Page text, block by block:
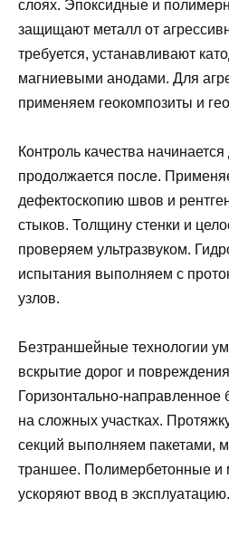
слоях. Эпоксидные и
защищают металл от
требуется, устанавливают
магниевыми анодами. Для
применяем геокомпозиты и
Контроль качества
продолжается после.
дефектоскопию швов и
стыков. Толщину стенки и
проверяем ультразвуком.
испытания выполняем с
узлов.
Безтраншейные технологии
вскрытие дорог и
Горизонтально-направленное
на сложных участках.
секций выполняем пакетами,
траншее. Полимербетонные и
ускоряют ввод в эксплуатацию.